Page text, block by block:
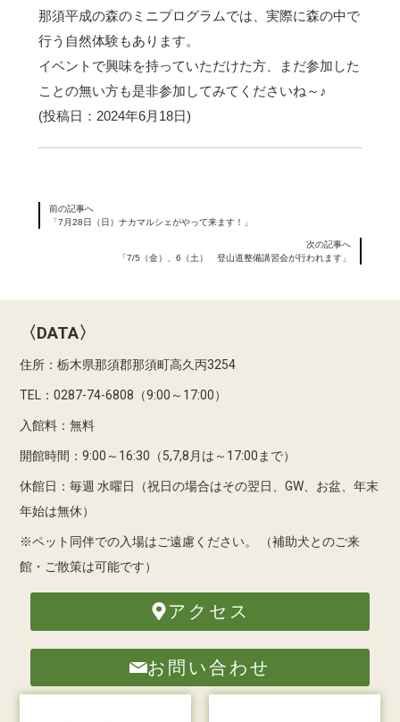
那須平成の森のミニプログラムでは、実際に森の中で
行う自然体験もあります。
イベントで興味を持っていただけた方、まだ参加した
ことの無い方も是非参加してみてくださいね～♪
(投稿日：2024年6月18日)
前の記事へ
「7月28日（日）ナカマルシェがやって来ます！」
次の記事へ
「7/5（金）、6（土） 登山道整備講習会が行われます」
〈DATA〉
住所：栃木県那須郡那須町高久丙3254
TEL：0287-74-6808（9:00～17:00）
入館料：無料
開館時間：9:00～16:30（5,7,8月は～17:00まで）
休館日：毎週 水曜日（祝日の場合はその翌日、GW、お盆、年末
年始は無休）
※ペット同伴での入場はご遠慮ください。
（補助犬とのご来
館・ご散策は可能です）
アクセス
お問い合わせ